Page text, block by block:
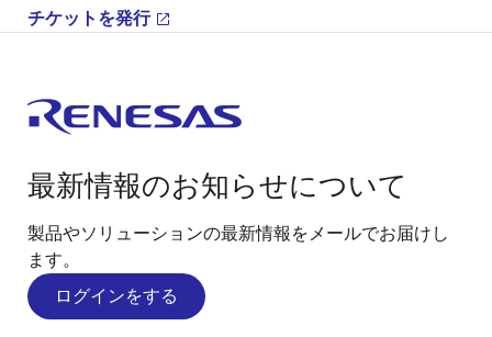
チケットを発行
最新情報のお知らせについて
製品やソリューションの最新情報をメールでお届けし
ます。
ログインをする